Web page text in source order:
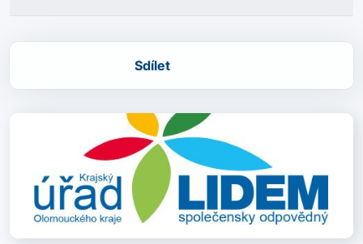
Sdílet